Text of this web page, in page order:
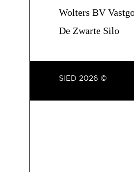
Wolters BV
De Zwarte Silo
SIED 2026 ©